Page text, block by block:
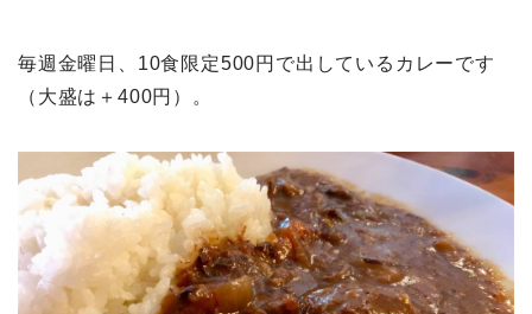
毎週金曜日、10食限定500円で出しているカレーです
（大盛は＋400円）。